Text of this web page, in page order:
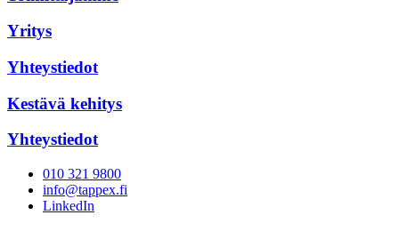
Yritys
Yhteystiedot
Kestävä kehitys
Yhteystiedot
010 321 9800
info@tappex.fi
LinkedIn